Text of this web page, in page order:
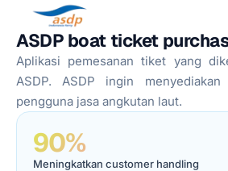
ASDP boat ticket
Aplikasi pemesanan tiket yang
ASDP. ASDP ingin
pengguna jasa angkutan laut.
90%
Meningkatkan customer handling